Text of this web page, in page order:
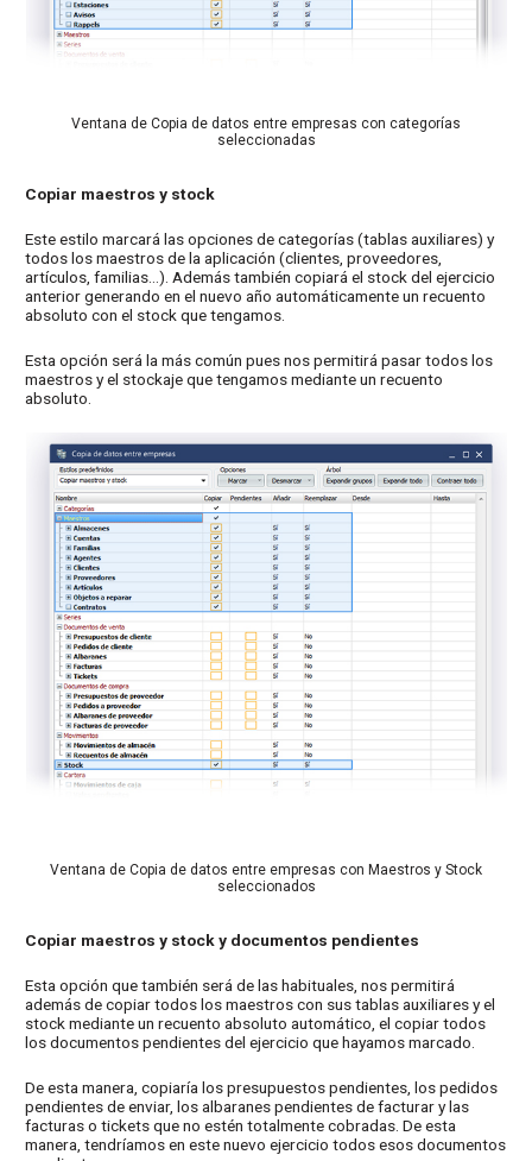
Ventana de Copia de datos entre empresas con categorías
seleccionadas
Copiar maestros y stock
Este estilo marcará las opciones de categorías (tablas auxiliares) y
todos los maestros de la aplicación (clientes, proveedores,
artículos, familias…). Además también copiará el stock del ejercicio
anterior generando en el nuevo año automáticamente un recuento
absoluto con el stock que tengamos.
Esta opción será la más común pues nos permitirá pasar todos los
maestros y el stockaje que tengamos mediante un recuento
absoluto.
Ventana de Copia de datos entre empresas con Maestros y Stock
seleccionados
Copiar maestros y stock y documentos pendientes
Esta opción que también será de las habituales, nos permitirá
además de copiar todos los maestros con sus tablas auxiliares y el
stock mediante un recuento absoluto automático, el copiar todos
los documentos pendientes del ejercicio que hayamos marcado.
De esta manera, copiaría los presupuestos pendientes, los pedidos
pendientes de enviar, los albaranes pendientes de facturar y las
facturas o tickets que no estén totalmente cobradas. De esta
manera, tendríamos en este nuevo ejercicio todos esos documentos